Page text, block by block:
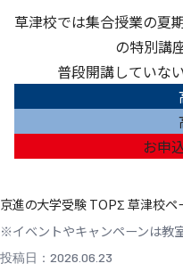
草津校では集合授業の夏
の特別講
普段開講していな
お申
京進の大学受験 TOPΣ 草津校ペ
※イベントやキャンペーンは教
投稿日：2026.06.23